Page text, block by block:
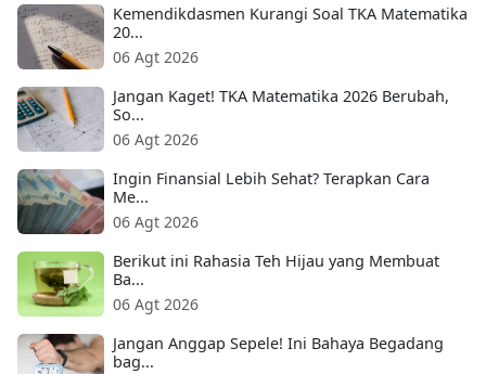
Kemendikdasmen Kurangi Soal TKA Matematika
20...
06 Agt 2026
Jangan Kaget! TKA Matematika 2026 Berubah,
So...
06 Agt 2026
Ingin Finansial Lebih Sehat? Terapkan Cara
Me...
06 Agt 2026
Berikut ini Rahasia Teh Hijau yang Membuat
Ba...
06 Agt 2026
Jangan Anggap Sepele! Ini Bahaya Begadang
bag...